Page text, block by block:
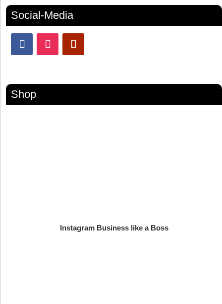
Social-Media
Shop
Instagram Business like a Boss